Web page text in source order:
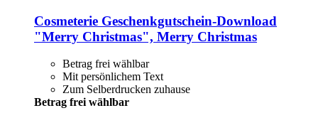
Cosmeterie Geschenkgutschein-​Download
"Merry Christmas", Merry Christmas
Betrag frei wählbar
Mit persönlichem Text
Zum Selberdrucken zuhause
Betrag frei wählbar